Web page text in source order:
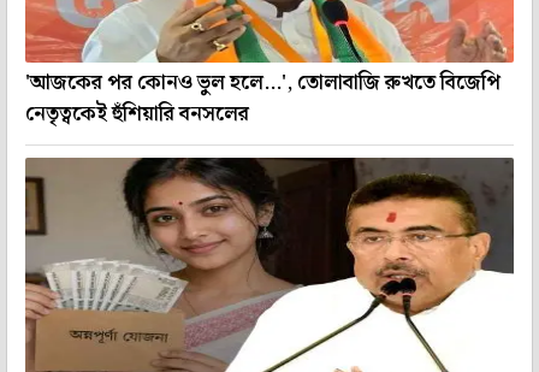
'আজকের পর কোনও ভুল হলে...', তোলাবাজি রুখতে বিজেপি
নেতৃত্বকেই হুঁশিয়ারি বনসলের